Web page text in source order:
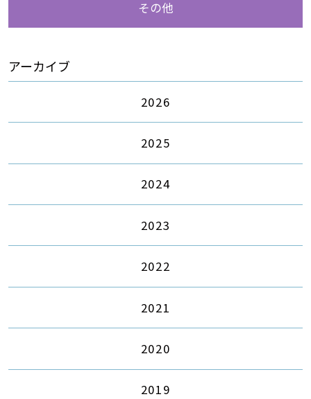
その他
アーカイブ
2026
2025
2024
2023
2022
2021
2020
2019